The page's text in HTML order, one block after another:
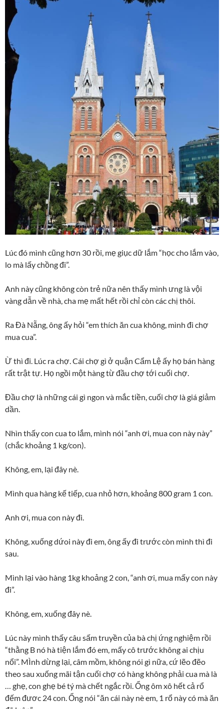
Lúc đó mình cũng hơn 30 rồi, mẹ giục dữ lắm “học cho lắm vào,
lo mà lấy chồng đi”.
Anh này cũng không còn trẻ nữa nên thấy mình ưng là vội
vàng dẫn về nhà, cha mẹ mất hết rồi chỉ còn các chị thôi.
Ra Đà Nẵng, ông ấy hỏi “em thích ăn cua không, mình đi chợ
mua cua”.
Ừ thì đi. Lúc ra chợ. Cái chợ gì ở quận Cẩm Lệ ấy họ bán hàng
rất trật tự. Họ ngồi một hàng từ đầu chợ tới cuối chợ.
Đầu chợ là những cái gì ngon và mắc tiền, cuối chợ là giá giảm
dần.
Nhìn thấy con cua to lắm, mình nói “anh ơi, mua con này này”
(chắc khoảng 1 kg/con).
Không, em, lại đây nè.
Mình qua hàng kế tiếp, cua nhỏ hơn, khoảng 800 gram 1 con.
Anh ơi, mua con này đi.
Không, xuống dứoi này đi em, ông ấy đi trước còn mình thì đi
sau.
Mình lại vào hàng 1kg khoảng 2 con, “anh ơi, mua mấy con này
đi”.
Không, em, xuống đây nè.
Lúc này mình thấy câu sấm truyền của bà chị ứng nghiệm rồi
“thằng B nó hà tiện lắm đó em, mấy cô trước không ai chịu
nổi”. MÌnh dừng lại, câm mồm, không nói gì nữa, cứ lẽo đẽo
theo sau xuống mãi tận cuối chợ có hàng không phải cua mà là
… ghẹ, con ghẹ bé tý mà chết ngắc rồi. Ổng ôm xô hết cả rổ
đếm đươc 24 con. Ổng nói “ăn cái này nè em, 1 rổ này có mà ăn